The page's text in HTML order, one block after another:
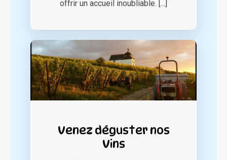
offrir un accueil inoubliable. [...]
Venez déguster nos
Vins